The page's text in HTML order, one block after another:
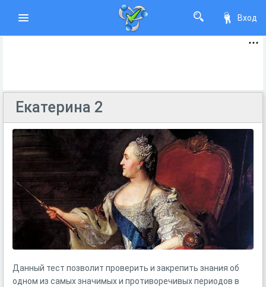
Вход
Екатерина 2
Данный тест позволит проверить и закрепить знания об
одном из самых значимых и противоречивых периодов в